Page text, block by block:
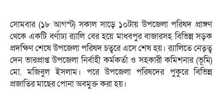
সোমবার (১৮ আগস্ট) সকাল সাড়ে ১০টায় উপজেলা পরিষদ প্রাঙ্গণ
থেকে একটি বর্ণাঢ্য র‍্যালি বের হয়ে মাধবপুর বাজারসহ বিভিন্ন সড়ক
প্রদক্ষিণ শেষে উপজেলা পরিষদ চত্বরে এসে শেষ হয়। র‍্যালিতে নেতৃত্ব
দেন ভারপ্রাপ্ত উপজেলা নির্বাহী কর্মকর্তা ও সহকারী কমিশনার (ভূমি)
মো. মজিবুল ইসলাম। পরে উপজেলা পরিষদের পুকুরে বিভিন্ন
প্রজাতির মাছের পোনা অবমুক্ত করা হয়।